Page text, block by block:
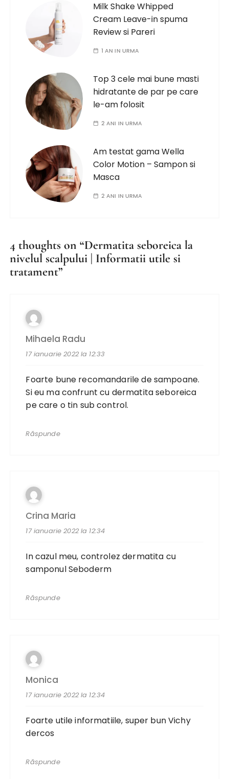
Milk Shake Whipped
Cream Leave-in spuma
Review si Pareri
1 AN IN URMA
Top 3 cele mai bune masti
hidratante de par pe care
le-am folosit
2 ANI IN URMA
Am testat gama Wella
Color Motion – Sampon si
Masca
2 ANI IN URMA
4 thoughts on “Dermatita seboreica la
nivelul scalpului | Informatii utile si
tratament”
Mihaela Radu
17 ianuarie 2022 la 12:33
Foarte bune recomandarile de sampoane.
Si eu ma confrunt cu dermatita seboreica
pe care o tin sub control.
Răspunde
Crina Maria
17 ianuarie 2022 la 12:34
In cazul meu, controlez dermatita cu
samponul Seboderm
Răspunde
Monica
17 ianuarie 2022 la 12:34
Foarte utile informatiile, super bun Vichy
dercos
Răspunde